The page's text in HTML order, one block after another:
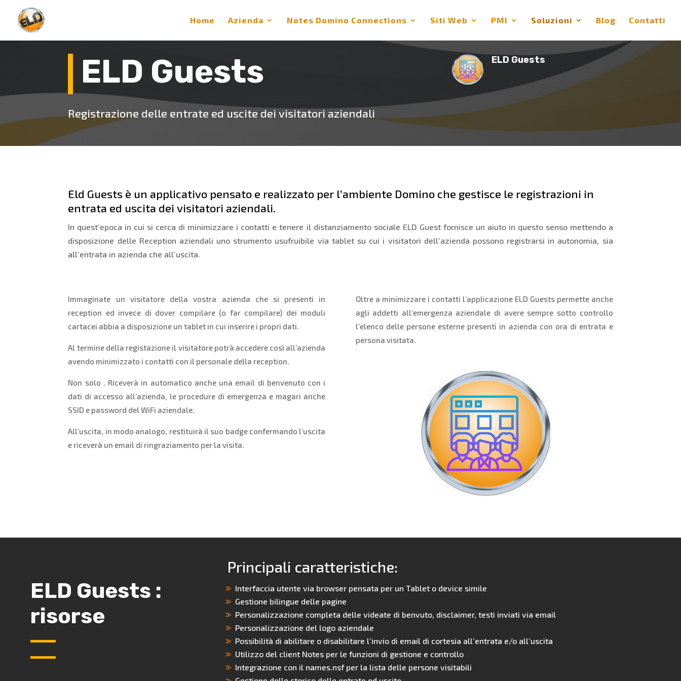
Home Azienda Notes Domino Connections Siti Web PMI Soluzioni Blog Contatti
ELD Guests
Registrazione delle entrate ed uscite dei visitatori aziendali
ELD Guests
Eld Guests è un applicativo pensato e realizzato per l’ambiente Domino che gestisce le registrazioni in
entrata ed uscita dei visitatori aziendali.
In quest’epoca in cui si cerca di minimizzare i contatti e tenere il distanziamento sociale ELD Guest fornisce un aiuto in questo senso mettendo a
disposizione delle Reception aziendali uno strumento usufruibile via tablet su cui i visitatori dell’azienda possono registrarsi in autonomia, sia
all’entrata in azienda che all’uscita.
Immaginate un visitatore della vostra azienda che si presenti in
reception ed invece di dover compilare (o far compilare) dei moduli
cartacei abbia a disposizione un tablet in cui inserire i propri dati.
Al termine della registazione il visitatore potrà accedere così all’azienda
avendo minimizzato i contatti con il personale della reception.
Non solo . Riceverà in automatico anche una email di benvenuto con i
dati di accesso all’azienda, le procedure di emergenza e magari anche
SSID e password del WiFi aziendale.
All’uscita, in modo analogo, restituirà il suo badge confermando l’uscita
e riceverà un email di ringraziamento per la visita.
Oltre a minimizzare i contatti l’applicazione ELD Guests permette anche
agli addetti all’emergenza aziendale di avere sempre sotto controllo
l’elenco delle persone esterne presenti in azienda con ora di entrata e
persona visitata.
ELD Guests :
risorse
Principali caratteristiche:
Interfaccia utente via browser pensata per un Tablet o device simile
Gestione bilingue delle pagine
Personalizzazione completa delle videate di benvuto, disclaimer, testi inviati via email
Personalizzazione del logo aziendale
Possibilità di abilitare o disabilitare l’invio di email di cortesia all’entrata e/o all’uscita
Utilizzo del client Notes per le funzioni di gestione e controllo
Integrazione con il names.nsf per la lista delle persone visitabili